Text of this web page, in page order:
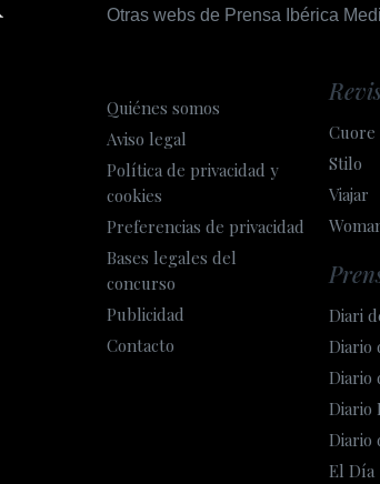
Otras webs de Prensa Ibérica
Quiénes somos
Aviso legal
Política de privacidad y
cookies
Preferencias de privacidad
Bases legales del
concurso
Publicidad
Contacto
Cuore
Stilo
Viajar
Diari
Diario
Diario
Diario
Diario
El Día